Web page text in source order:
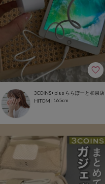
3COINS+plus ららぽーと和泉店
HITOMI 165cm